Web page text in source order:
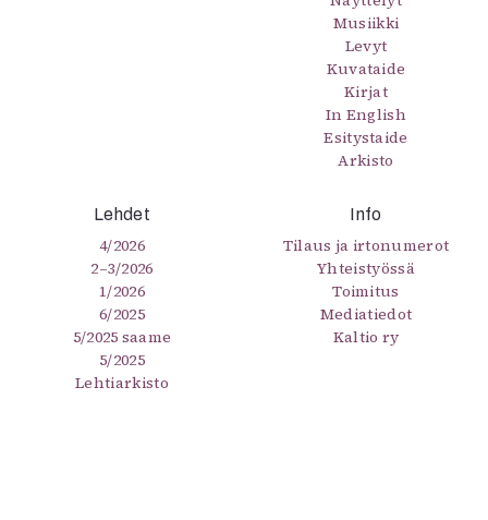
Musiikki
Levyt
Kuvataide
Kirjat
In English
Esitystaide
Arkisto
Lehdet
4/2026
2–3/2026
1/2026
6/2025
5/2025 saame
5/2025
Lehtiarkisto
Info
Tilaus ja irtonumerot
Yhteistyössä
Toimitus
Mediatiedot
Kaltio ry